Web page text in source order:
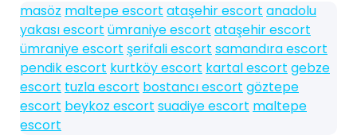
masöz maltepe escort ataşehir escort anadolu
yakası escort ümraniye escort ataşehir escort
ümraniye escort şerifali escort samandıra escort
pendik escort kurtköy escort kartal escort gebze
escort tuzla escort bostancı escort göztepe
escort beykoz escort suadiye escort maltepe
escort